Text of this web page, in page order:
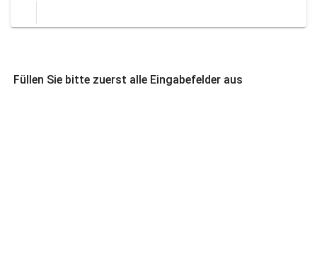
Füllen Sie bitte zuerst alle Eingabefelder aus